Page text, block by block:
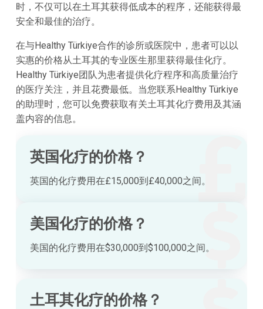
时，不仅可以在土耳其获得低成本的程序，还能获得最
安全和最佳的治疗。
在与Healthy Türkiye合作的诊所或医院中，患者可以以
实惠的价格从土耳其的专业医生那里获得最佳化疗。
Healthy Türkiye团队为患者提供化疗程序和高质量治疗
的医疗关注，并且花费最低。当您联系Healthy Türkiye
的助理时，您可以免费获取有关土耳其化疗费用及其涵
盖内容的信息。
英国化疗的价格？
英国的化疗费用在£15,000到£40,000之间。
美国化疗的价格？
美国的化疗费用在$30,000到$100,000之间。
土耳其化疗的价格？